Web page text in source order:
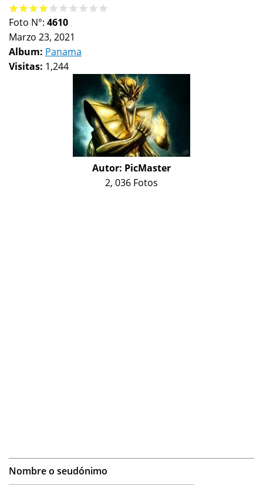
Foto N°: 4610
Marzo 23, 2021
Album: Panama
Visitas: 1,244
Autor: PicMaster
2, 036 Fotos
Nombre o seudónimo